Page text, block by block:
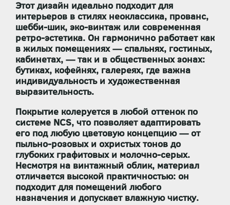
Этот дизайн идеально подходит для
интерьеров в стилях неоклассика, прованс,
шебби-шик, эко-винтаж или современная
ретро-эстетика. Он гармонично работает как
в жилых помещениях — спальнях, гостиных,
кабинетах, — так и в общественных зонах:
бутиках, кофейнях, галереях, где важна
индивидуальность и художественная
выразительность.
Покрытие колеруется в любой оттенок по
системе NCS, что позволяет адаптировать
его под любую цветовую концепцию — от
пыльно-розовых и охристых тонов до
глубоких графитовых и молочно-серых.
Несмотря на винтажный облик, материал
отличается высокой практичностью: он
подходит для помещений любого
назначения и допускает влажную чистку.